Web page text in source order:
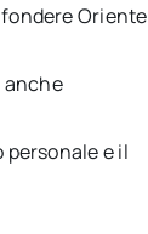
fondere Oriente
anche
e il